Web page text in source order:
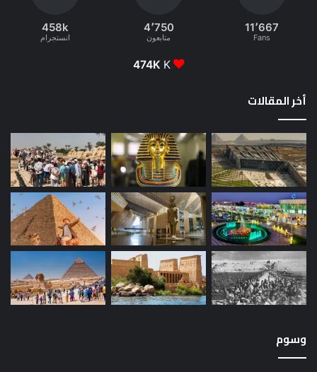
11٬667
Fans
4٬750
متابعون
458k
انستجرام
474K K
أخر المقالات
وسوم